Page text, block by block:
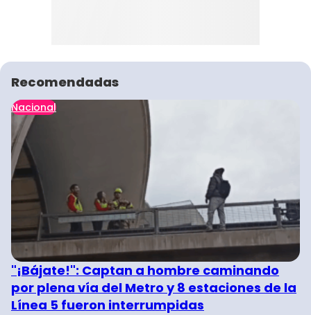
Recomendadas
Nacional
"¡Bájate!": Captan a hombre caminando
por plena vía del Metro y 8 estaciones de la
Línea 5 fueron interrumpidas